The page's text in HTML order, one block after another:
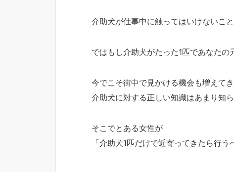
介助犬が仕事中に触ってはいけないこ
ではもし介助犬がたった1匹であなた
今でこそ街中で見かける機会も増えてき
介助犬に対する正しい知識はあまり知ら
そこでとある女性が
「介助犬1匹だけで近寄ってきたら行う